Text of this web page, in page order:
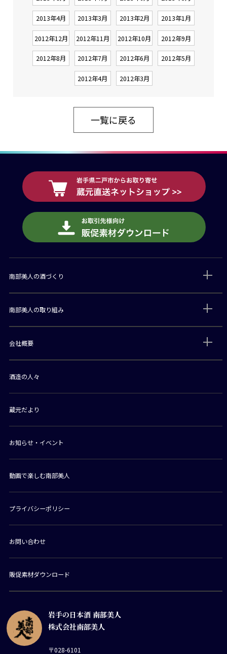
2013年4月 2013年3月 2013年2月 2013年1月
2012年12月 2012年11月 2012年10月 2012年9月
2012年8月 2012年7月 2012年6月 2012年5月
2012年4月 2012年3月
一覧に戻る
岩手の日本酒 南部美人
株式会社南部美人
〒028-6101
南部美人の酒づくり
南部美人の取り組み
会社概要
酒造の人々
蔵元だより
お知らせ・イベント
動画で楽しむ南部美人
プライバシーポリシー
お問い合わせ
販促素材ダウンロード